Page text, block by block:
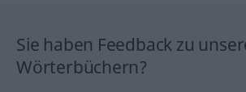
Sie haben Feedback zu
Wörterbüchern?